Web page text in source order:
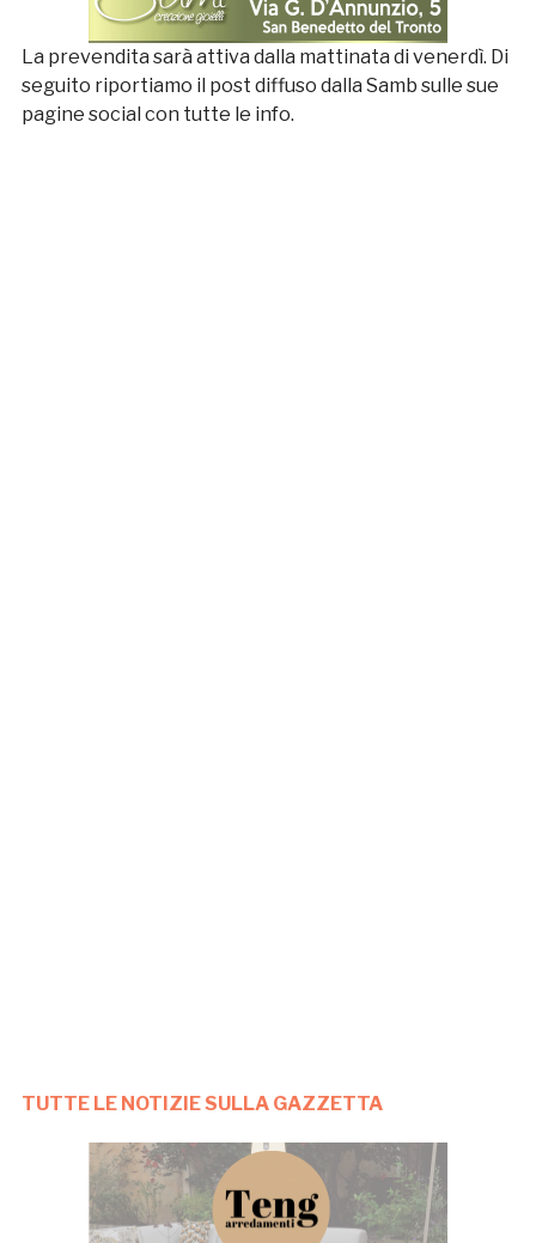
La prevendita sarà attiva dalla mattinata di venerdì. Di
seguito riportiamo il post diffuso dalla Samb sulle sue
pagine social con tutte le info.
TUTTE LE NOTIZIE SULLA GAZZETTA